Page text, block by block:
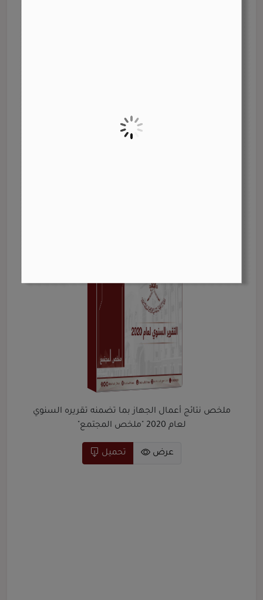
ملخص نتائج أعمال الجهاز بما تضمنه تقريره السنوي
لعام 2020 "ملخص المجتمع"
تحميل عرض